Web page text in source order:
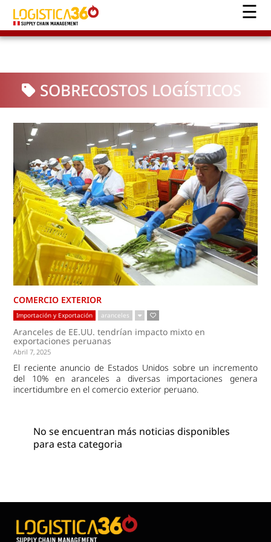
SOBRECOSTOS LOGÍSTICOS
COMERCIO EXTERIOR
Importación y Exportación aranceles
Aranceles de EE.UU. tendrían impacto mixto en
exportaciones peruanas
Abril 7, 2025
El reciente anuncio de Estados Unidos sobre un incremento
del 10% en aranceles a diversas importaciones genera
incertidumbre en el comercio exterior peruano.
No se encuentran más noticias disponibles
para esta categoria